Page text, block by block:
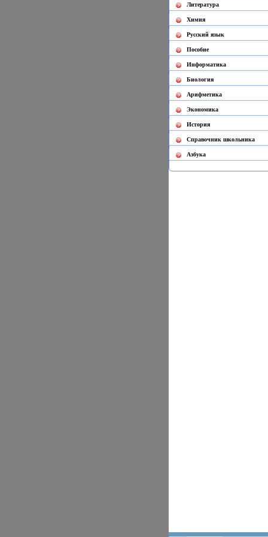
Литература
Химия
Русский язык
Пособие
Информатика
Биология
Арифметика
Экономика
История
Cправочник школьника
Азбука